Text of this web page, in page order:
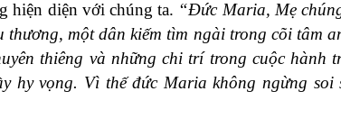
hiện diện với chúng ta. “Đức Maria, Mẹ
một dân kiếm tìm ngài trong cõi tâm
thiêng và những chi trí trong cuộc hành
hy vọng. Vì thế đức Maria không ngừng soi